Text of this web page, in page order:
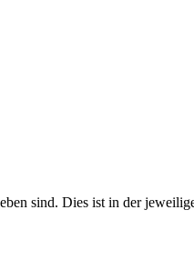
sind. Dies ist in der